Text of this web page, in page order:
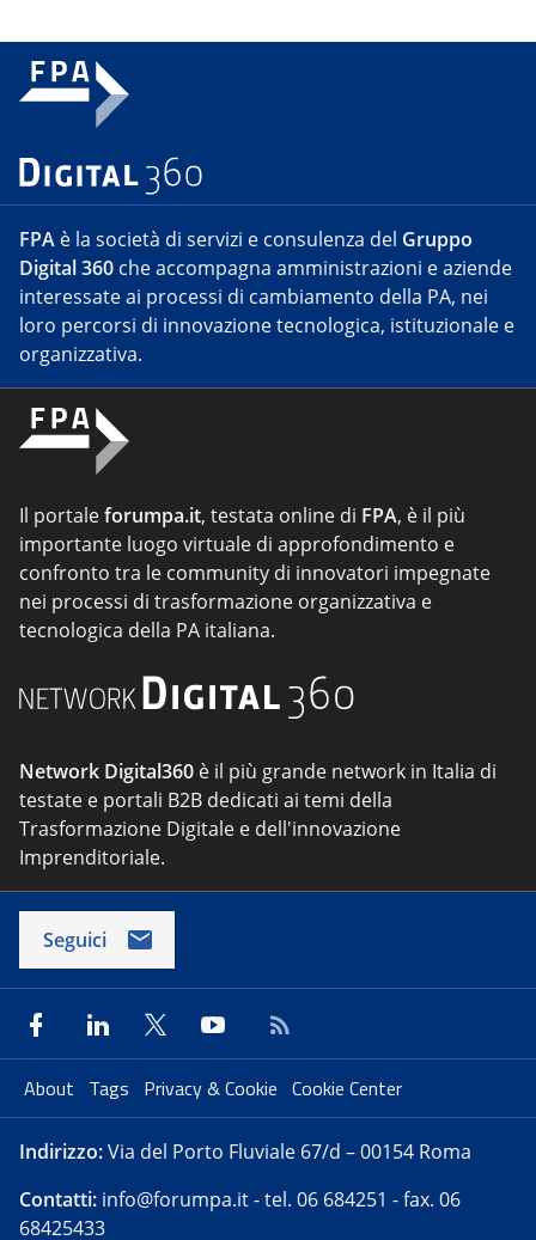
FPA è la società di servizi e consulenza del Gruppo
Digital 360 che accompagna amministrazioni e aziende
interessate ai processi di cambiamento della PA, nei
loro percorsi di innovazione tecnologica, istituzionale e
organizzativa.
Il portaleforumpa.it, testata online di FPA, è il più
importante luogo virtuale di approfondimento e
confronto tra le community di innovatori impegnate
nei processi di trasformazione organizzativa e
tecnologica della PA italiana.
Network Digital360 è il più grande network in Italia di
testate e portali B2B dedicati ai temi della
Trasformazione Digitale e dell'innovazione
Imprenditoriale.
Seguici
About Tags Privacy & Cookie Cookie Center
Indirizzo:Via del Porto Fluviale 67/d – 00154 Roma
Contatti: info@forumpa.it- tel. 06 684251 - fax. 06
68425433